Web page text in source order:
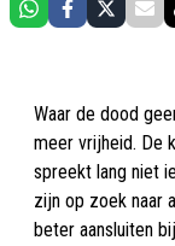
Waar de dood
meer vrijheid. De
spreekt lang niet
zijn op zoek naar
beter aansluiten